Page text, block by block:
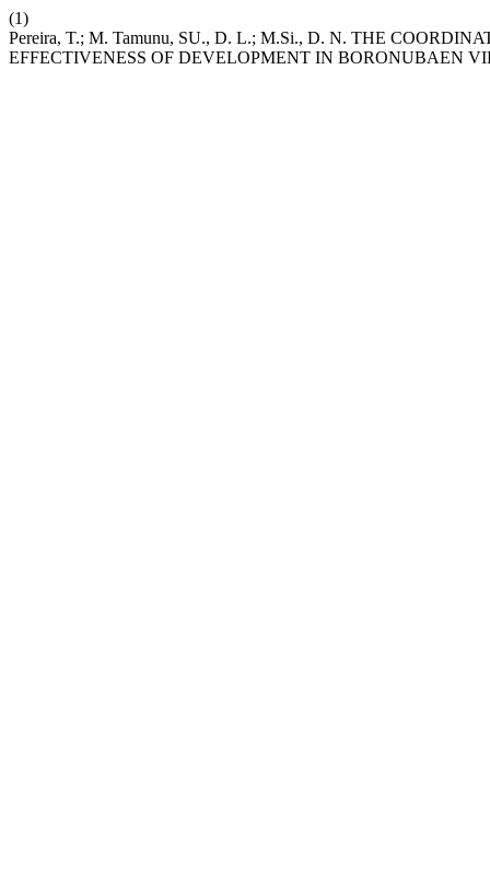
(1)
Pereira, T.; M. Tamunu, SU., D. L.; M.Si., D. N. THE
EFFECTIVENESS OF DEVELOPMENT IN BORONUBAEN